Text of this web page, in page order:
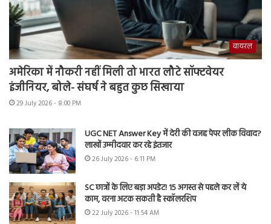
वायरल
अमेरिका में नौकरी नहीं मिली तो भारत लौटे सॉफ्टवेयर
इंजीनियर, बोले- संघर्ष ने बहुत कुछ सिखाया
29 July 2026 - 8:00 PM
UGC NET Answer Key में देरी की वजह पेपर लीक विवाद?
लाखों उम्मीदवार कर रहे इंतजार
26 July 2026 - 6:11 PM
SC छात्रों के लिए बड़ा अपडेट! 15 अगस्त से पहले कर लें ये
काम, वरना अटक सकती है स्कॉलरशिप
22 July 2026 - 11:54 AM